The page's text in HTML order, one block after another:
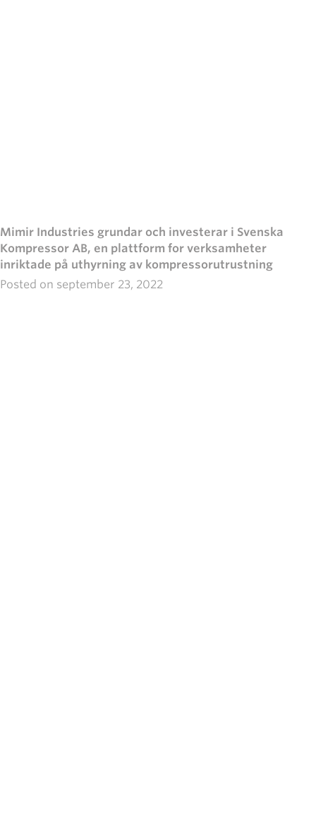
Mimir Industries grundar och investerar i Svenska
Kompressor AB, en plattform for verksamheter
inriktade på uthyrning av kompressorutrustning
Posted on september 23, 2022